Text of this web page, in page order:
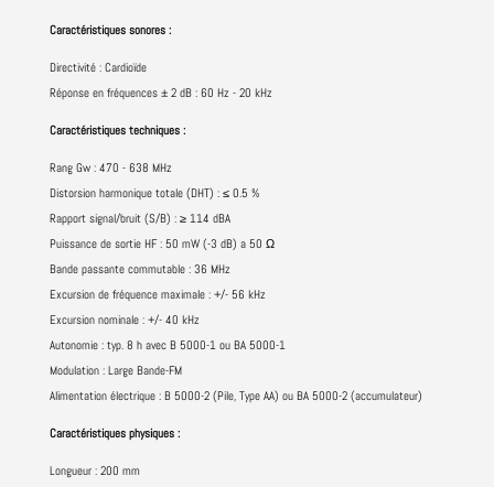
Caractéristiques sonores :
Directivité : Cardioïde
Réponse en fréquences ± 2 dB : 60 Hz - 20 kHz
Caractéristiques techniques :
Rang Gw : 470 - 638 MHz
Distorsion harmonique totale (DHT) : ≤ 0.5 %
Rapport signal/bruit (S/B) : ≥ 114 dBA
Puissance de sortie HF : 50 mW (-3 dB) a 50 Ω
Bande passante commutable : 36 MHz
Excursion de fréquence maximale : +/- 56 kHz
Excursion nominale : +/- 40 kHz
Autonomie : typ. 8 h avec B 5000-1 ou BA 5000-1
Modulation : Large Bande-FM
Alimentation électrique : B 5000-2 (Pile, Type AA) ou BA 5000-2 (accumulateur)
Caractéristiques physiques :
Longueur : 200 mm